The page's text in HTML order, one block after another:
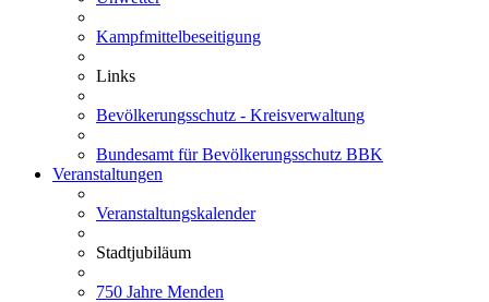
Kampfmittelbeseitigung
Links
Bevölkerungsschutz - Kreisverwaltung
Bundesamt für Bevölkerungsschutz BBK
Veranstaltungen
Veranstaltungskalender
Stadtjubiläum
750 Jahre Menden